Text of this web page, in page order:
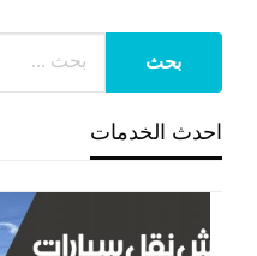
احدث الخدمات